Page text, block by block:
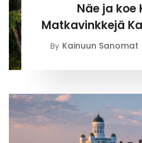
Näe ja koe
Matkavinkkejä
By Kainuun Sanomat